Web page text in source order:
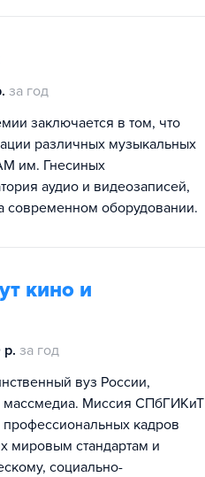
за год
заключается в том, что
различных музыкальных
им. Гнесиных
аудио и видеозаписей,
современном оборудовании.
кино и
р. за год
вуз России,
массмедиа. Миссия СПбГИКиТ
кадров
мировым стандартам и
социально-